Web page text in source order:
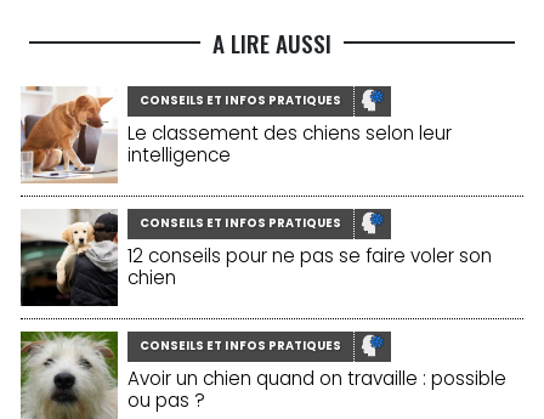
A LIRE AUSSI
CONSEILS ET INFOS PRATIQUES
Le classement des chiens selon leur
intelligence
CONSEILS ET INFOS PRATIQUES
12 conseils pour ne pas se faire voler son
chien
CONSEILS ET INFOS PRATIQUES
Avoir un chien quand on travaille : possible
ou pas ?